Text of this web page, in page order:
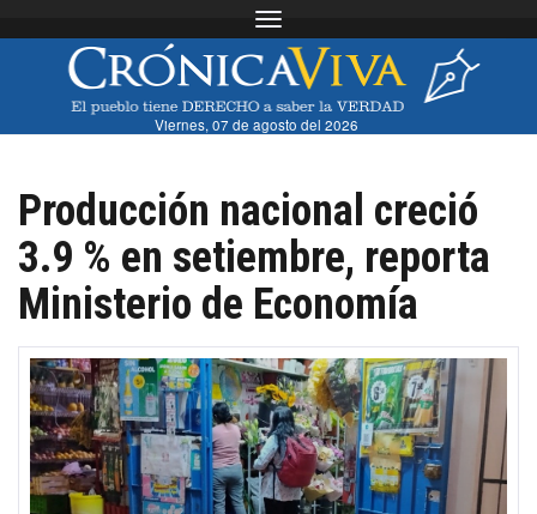
Toggle navigation
Viernes, 07 de agosto del 2026
Producción nacional creció
3.9 % en setiembre, reporta
Ministerio de Economía